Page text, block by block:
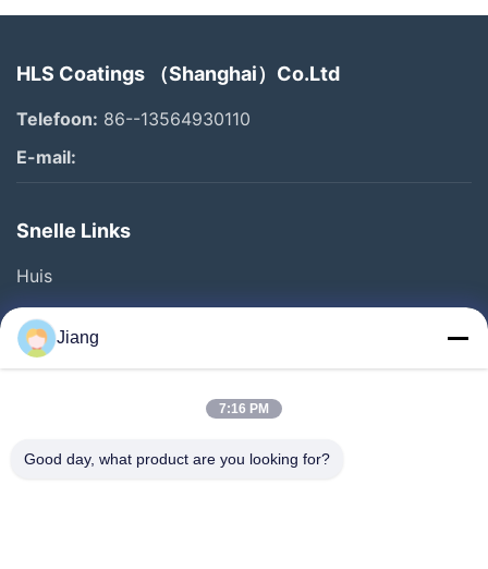
HLS Coatings （Shanghai）Co.Ltd
Telefoon: 86--13564930110
E-mail:
Snelle Links
Huis
Producten
Video's
Fabriekstour
Jiang
7:16 PM
Good day, what product are you looking for?